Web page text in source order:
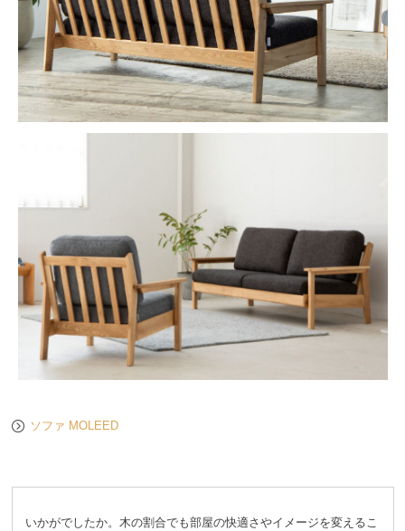
ソファ MOLEED
いかがでしたか。木の割合でも部屋の快適さやイメージを変えるこ